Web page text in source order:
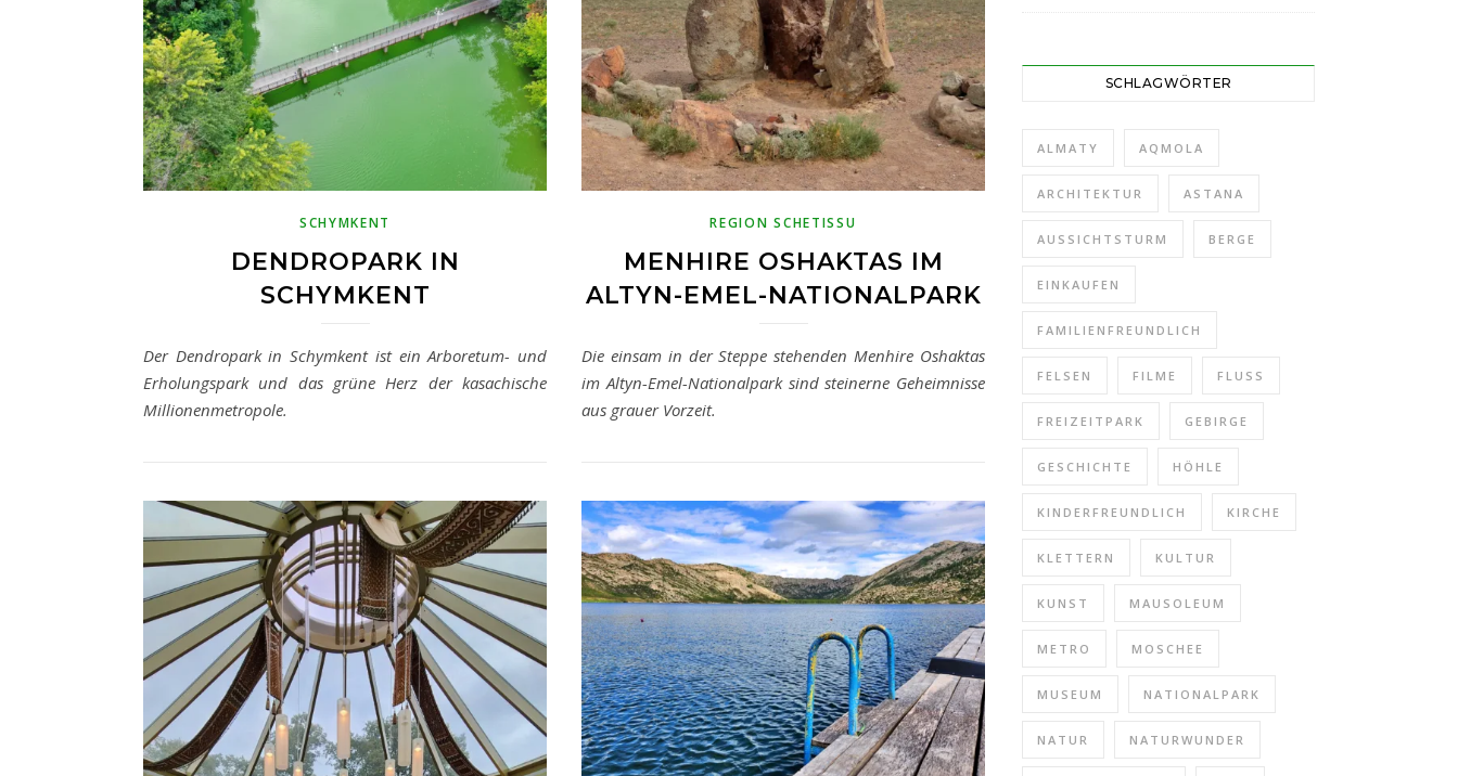
SCHYMKENT
DENDROPARK IN
SCHYMKENT
Der Dendropark in Schymkent ist ein Arboretum- und
Erholungspark und das grüne Herz der kasachische
Millionenmetropole.
REGION SCHETISSU
MENHIRE OSHAKTAS IM
ALTYN-EMEL-NATIONALPARK
Die einsam in der Steppe stehenden Menhire Oshaktas
im Altyn-Emel-Nationalpark sind steinerne Geheimnisse
aus grauer Vorzeit.
SCHLAGWÖRTER
ALMATY AQMOLA
ARCHITEKTUR ASTANA
AUSSICHTSTURM BERGE
EINKAUFEN
FAMILIENFREUNDLICH
FELSEN FILME FLUSS
FREIZEITPARK GEBIRGE
GESCHICHTE HÖHLE
KINDERFREUNDLICH KIRCHE
KLETTERN KULTUR
KUNST MAUSOLEUM
METRO MOSCHEE
MUSEUM NATIONALPARK
NATUR NATURWUNDER